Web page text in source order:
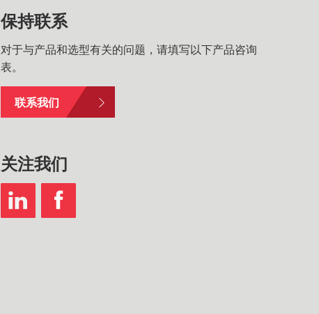
保持联系
对于与产品和选型有关的问题，请填写以下产品咨询
表。
联系我们
关注我们